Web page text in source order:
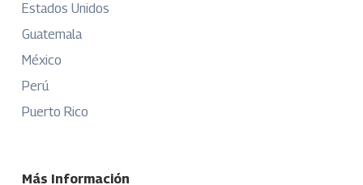
Estados Unidos
Guatemala
México
Perú
Puerto Rico
Más Información